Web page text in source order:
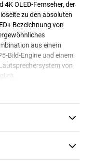
4K OLED-Fernseher, der
zu den absoluten
Bezeichnung von
aus einem
Bild-Engine und einem
von
dahinterliegende Wand in
dem Bildschirm
packen. Solltest